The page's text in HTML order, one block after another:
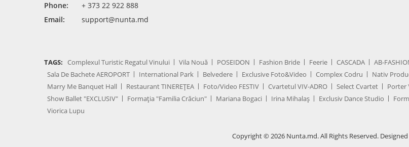
Phone:
+ 373 22 922 888
Email:
support@nunta.md
TAGS: Complexul Turistic Regatul Vinului Vila Nouă POSEIDON Fashion Bride Feerie CASCADA AB-
Sala De Bachete AEROPORT
International Park Belvedere Exclusive Foto&Video Complex Codru Nativ
Marry Me Banquet Hall
Restaurant TINEREȚEA Foto/Video FESTIV Cvartetul VIV-ADRO Select Cvartet Porter
Show Ballet "EXCLUSIV"
Formația "Familia Crăciun" Mariana Bogaci Irina Mihalaș Exclusiv Dance Studio
Viorica Lupu
Copyright © 2026 Nunta.md. All Rights Reserved.